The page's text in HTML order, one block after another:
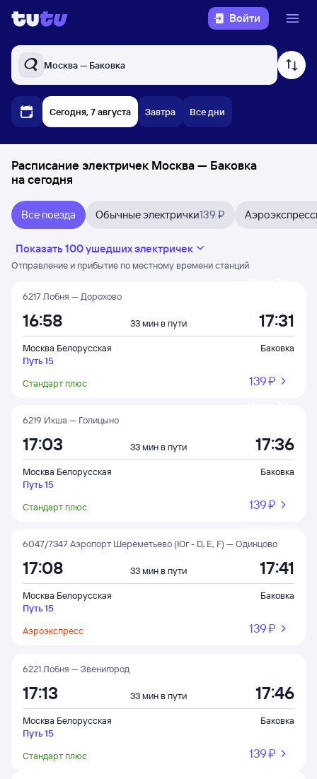
Войти
Москва — Баковка
Сегодня, 7 августа Завтра Все дни
Расписание электричек Москва — Баковка
на сегодня
Все поезда Обычные электрички139 ₽
Показать 100 ушедших электричек
Отправление и прибытие по местному времени станций
6217 Лобня — Дорохово
16:58 33 мин в пути 17:31
Москва Белорусская
Путь 15
Баковка
Стандарт плюс 139 ⁠₽
6219 Икша — Голицыно
17:03 33 мин в пути 17:36
Москва Белорусская
Путь 15
Баковка
Стандарт плюс 139 ⁠₽
6047/7347 Аэропорт Шереметьево (Юг - D, E, F) — Одинцово
17:08 33 мин в пути 17:41
Москва Белорусская
Путь 15
Баковка
Аэроэкспресс 139 ⁠₽
6221 Лобня — Звенигород
17:13 33 мин в пути 17:46
Москва Белорусская
Путь 15
Баковка
Стандарт плюс 139 ⁠₽